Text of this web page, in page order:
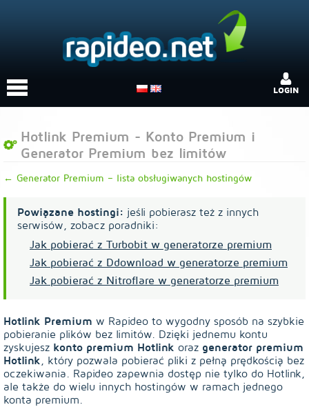
LOGIN
Hotlink Premium - Konto Premium i
Generator Premium bez limitów
← Generator Premium – lista obsługiwanych hostingów
Powiązane hostingi: jeśli pobierasz też z innych
serwisów, zobacz poradniki:
Jak pobierać z Turbobit w generatorze premium
Jak pobierać z Ddownload w generatorze premium
Jak pobierać z Nitroflare w generatorze premium
Hotlink Premium w Rapideo to wygodny sposób na szybkie
pobieranie plików bez limitów. Dzięki jednemu kontu
zyskujesz konto premium Hotlink oraz generator premium
Hotlink, który pozwala pobierać pliki z pełną prędkością bez
oczekiwania. Rapideo zapewnia dostęp nie tylko do Hotlink,
ale także do wielu innych hostingów w ramach jednego
konta premium.